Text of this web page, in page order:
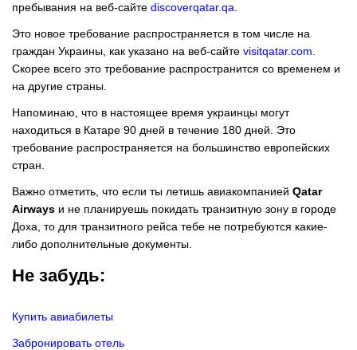
пребывания на веб-сайте discoverqatar.qa.
Это новое требование распространяется в том числе на
граждан Украины, как указано на веб-сайте visitqatar.com.
Скорее всего это требование распространится со временем и
на другие страны.
Напоминаю, что в настоящее время украинцы могут
находиться в Катаре 90 дней в течение 180 дней. Это
требование распространяется на большинство европейских
стран.
Важно отметить, что если ты летишь авиакомпанией Qatar
Airways и не планируешь покидать транзитную зону в городе
Доха, то для транзитного рейса тебе не потребуются какие-
либо дополнительные документы.
Не забудь:
Купить авиабилеты
Забронировать отель